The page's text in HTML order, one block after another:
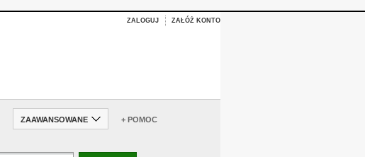
ZALOGUJ ZAŁÓŻ KONTO
ZAAWANSOWANE + POMOC